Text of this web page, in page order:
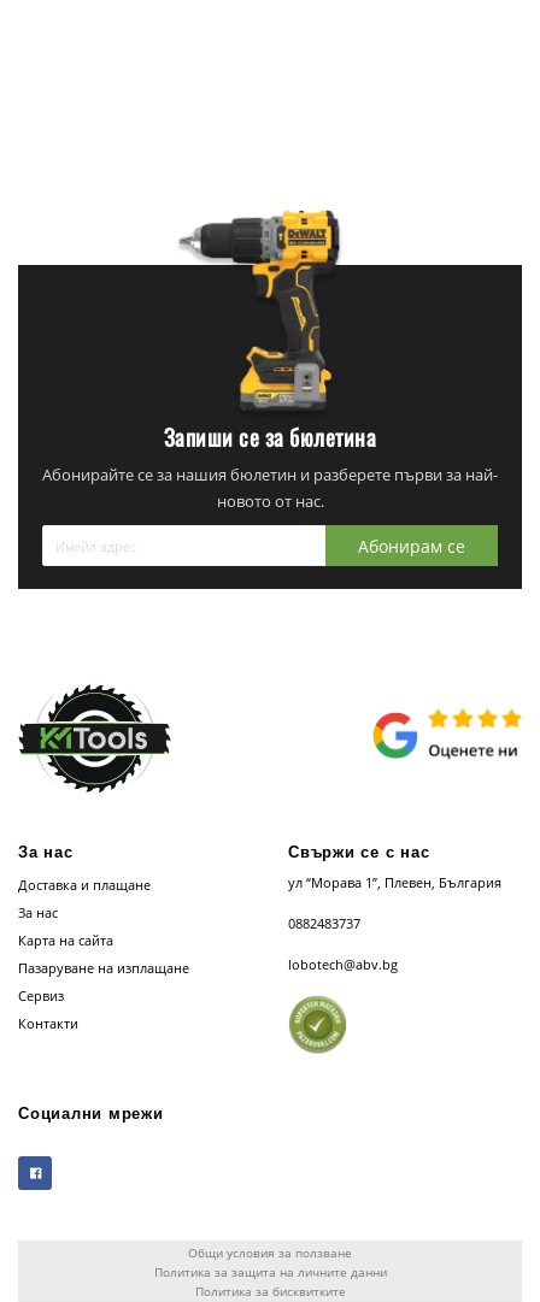
Запиши се за бюлетина
Абонирайте се за нашия бюлетин и разберете първи за най-
новото от нас.
Абонирам се
За нас
Доставка и плащане
За нас
Карта на сайта
Пазаруване на изплащане
Сервиз
Контакти
Свържи се с нас
ул “Морава 1”, Плевен, България
0882483737
lobotech@abv.bg
Социални мрежи
Общи условия за ползване
Политика за защита на личните данни
Политика за бисквитките